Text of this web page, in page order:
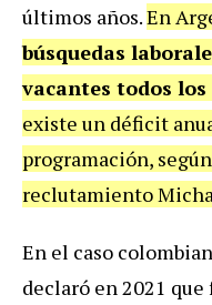
últimos años.En
búsquedas
vacantes todos los
existe un déficit
programación,
reclutamiento
En el caso
declaró en 2021